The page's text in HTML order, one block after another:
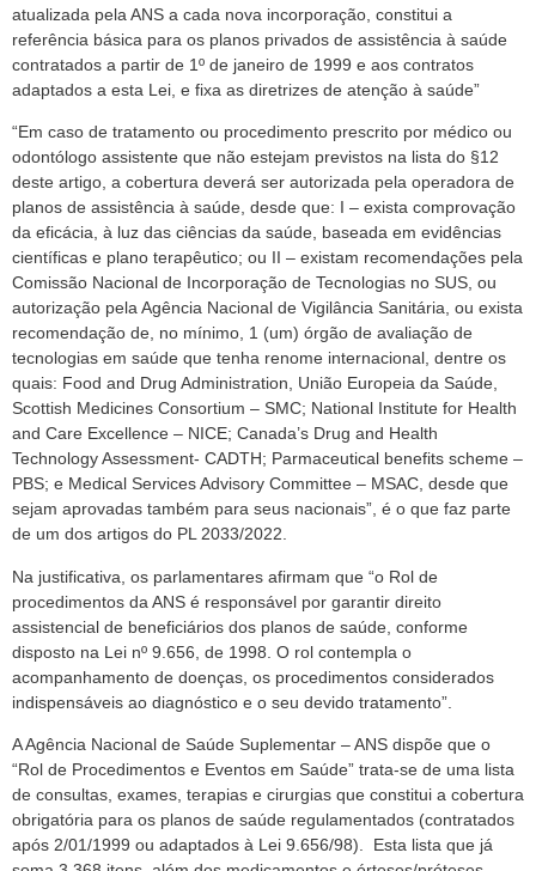
atualizada pela ANS a cada nova incorporação, constitui a
referência básica para os planos privados de assistência à saúde
contratados a partir de 1º de janeiro de 1999 e aos contratos
adaptados a esta Lei, e fixa as diretrizes de atenção à saúde”
“Em caso de tratamento ou procedimento prescrito por médico ou
odontólogo assistente que não estejam previstos na lista do §12
deste artigo, a cobertura deverá ser autorizada pela operadora de
planos de assistência à saúde, desde que: I – exista comprovação
da eficácia, à luz das ciências da saúde, baseada em evidências
científicas e plano terapêutico; ou II – existam recomendações pela
Comissão Nacional de Incorporação de Tecnologias no SUS, ou
autorização pela Agência Nacional de Vigilância Sanitária, ou exista
recomendação de, no mínimo, 1 (um) órgão de avaliação de
tecnologias em saúde que tenha renome internacional, dentre os
quais: Food and Drug Administration, União Europeia da Saúde,
Scottish Medicines Consortium – SMC; National Institute for Health
and Care Excellence – NICE; Canada’s Drug and Health
Technology Assessment- CADTH; Parmaceutical benefits scheme –
PBS; e Medical Services Advisory Committee – MSAC, desde que
sejam aprovadas também para seus nacionais”, é o que faz parte
de um dos artigos do PL 2033/2022.
Na justificativa, os parlamentares afirmam que “o Rol de
procedimentos da ANS é responsável por garantir direito
assistencial de beneficiários dos planos de saúde, conforme
disposto na Lei nº 9.656, de 1998. O rol contempla o
acompanhamento de doenças, os procedimentos considerados
indispensáveis ao diagnóstico e o seu devido tratamento”.
A Agência Nacional de Saúde Suplementar – ANS dispõe que o
“Rol de Procedimentos e Eventos em Saúde” trata-se de uma lista
de consultas, exames, terapias e cirurgias que constitui a cobertura
obrigatória para os planos de saúde regulamentados (contratados
após 2/01/1999 ou adaptados à Lei 9.656/98). Esta lista que já